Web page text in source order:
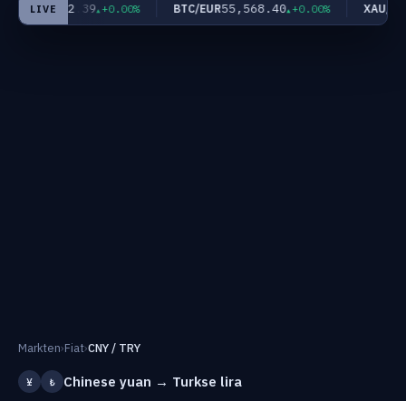
LIVE
JPY182.39 +0.00% BTC/EUR55,568.40 +0.00% XAU/EUR
Markten›Fiat›CNY / TRY
¥ ₺ Chinese yuan → Turkse lira